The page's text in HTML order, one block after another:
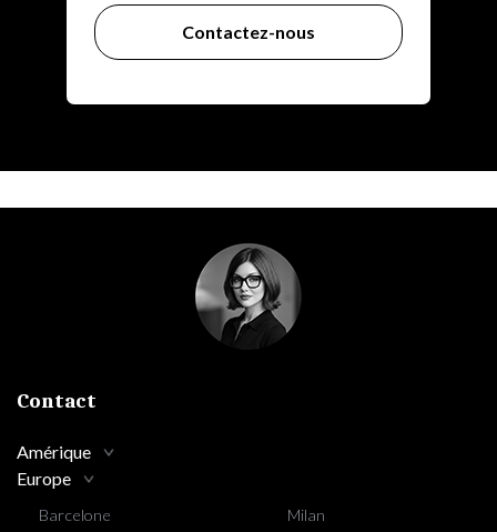
Contactez-nous
Contact
Amérique
Europe
Barcelone
Milan